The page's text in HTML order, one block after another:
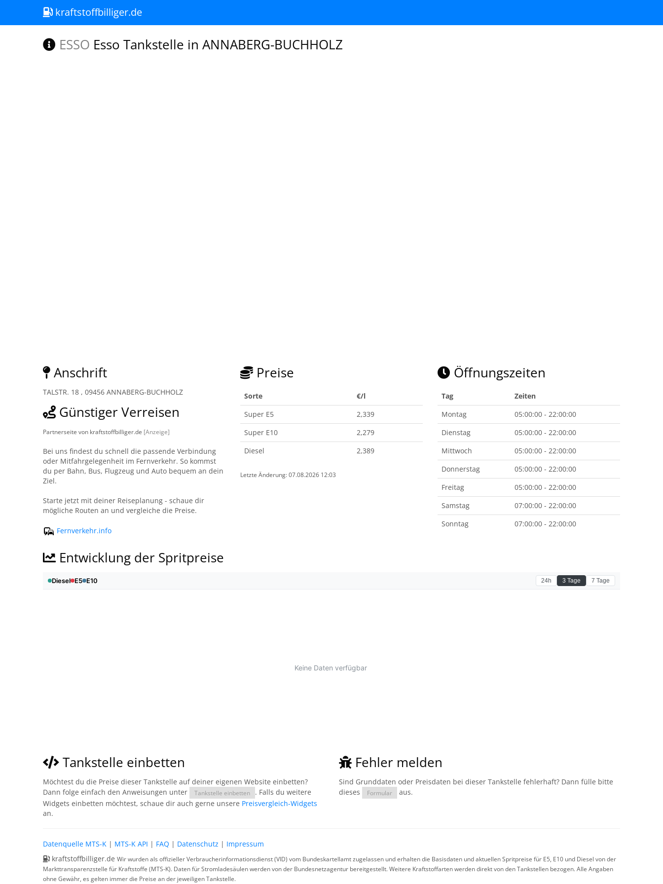
kraftstoffbilliger.de
ESSO Esso Tankstelle in ANNABERG-BUCHHOLZ
Anschrift
TALSTR. 18 , 09456 ANNABERG-BUCHHOLZ
Günstiger Verreisen
Partnerseite von kraftstoffbilliger.de [Anzeige]
Bei uns findest du schnell die passende Verbindung
oder Mitfahrgelegenheit im Fernverkehr. So kommst
du per Bahn, Bus, Flugzeug und Auto bequem an dein
Ziel.
Starte jetzt mit deiner Reiseplanung - schaue dir
mögliche Routen an und vergleiche die Preise.
Fernverkehr.info
Preise
Sorte
€/l
Super E5
2,339
Super E10
2,279
Diesel
2,389
Letzte Änderung: 07.08.2026 12:03
Öffnungszeiten
Tag
Zeiten
Montag
05:00:00 - 22:00:00
Dienstag
05:00:00 - 22:00:00
Mittwoch
05:00:00 - 22:00:00
Donnerstag
05:00:00 - 22:00:00
Freitag
05:00:00 - 22:00:00
Samstag
07:00:00 - 22:00:00
Sonntag
07:00:00 - 22:00:00
Entwicklung der Spritpreise
Tankstelle einbetten
Möchtest du die Preise dieser Tankstelle auf deiner eigenen Website einbetten?
Dann folge einfach den Anweisungen unter
Tankstelle einbetten
. Falls du weitere
Widgets einbetten möchtest, schaue dir auch gerne unsere Preisvergleich-Widgets
an.
Fehler melden
Sind Grunddaten oder Preisdaten bei dieser Tankstelle fehlerhaft? Dann fülle bitte
dieses
Formular aus.
Datenquelle MTS-K | MTS-K API | FAQ | Datenschutz | Impressum
kraftstoffbilliger.de Wir wurden als offizieller Verbraucherinformationsdienst (VID) vom Bundeskartellamt zugelassen und erhalten die Basisdaten und aktuellen Spritpreise für E5, E10 und Diesel von der
Markttransparenzstelle für Kraftstoffe (MTS-K). Daten für Stromladesäulen werden von der Bundesnetzagentur bereitgestellt. Weitere Kraftstoffarten werden direkt von den Tankstellen bezogen. Alle Angaben
ohne Gewähr, es gelten immer die Preise an der jeweiligen Tankstelle.